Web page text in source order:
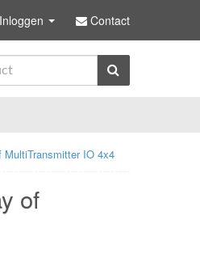
Inloggen Contact
IO 4x4
of